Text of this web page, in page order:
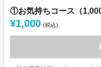
①お気持ちコース（1,000
¥1,000 (税込)